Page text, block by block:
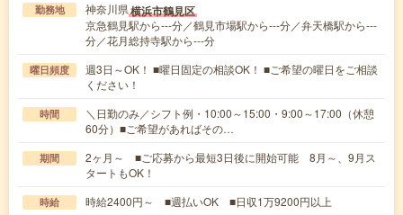
勤務地 神奈川県横浜市鶴見区
京急鶴見駅から---分／鶴見市場駅から---分／弁天橋駅から---
分／花月総持寺駅から---分
曜日頻度
週3日～OK！ ■曜日固定の相談OK！ ■ご希望の曜日をご相談
ください！
時間
＼日勤のみ／シフト例・10:00～15:00・9:00～17:00（休憩
60分）■ご希望があればその…
期間
2ヶ月～ ■ご応募から最短3日後に開始可能 8月～、9月ス
タートもOK！
時給 時給2400円～ ■週払いOK ■日収1万9200円以上